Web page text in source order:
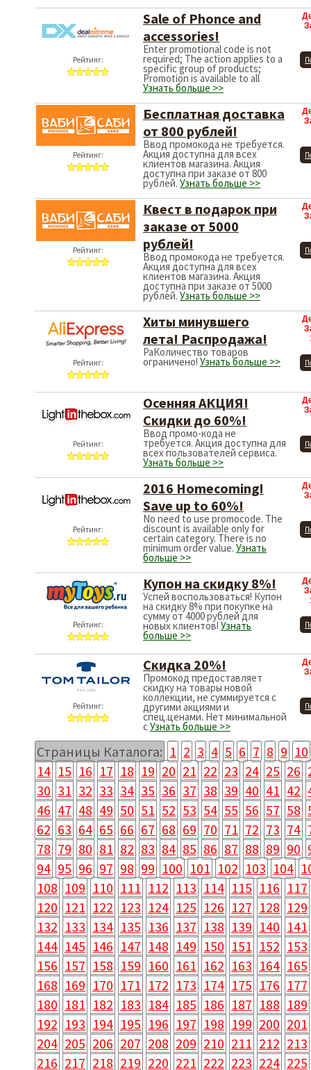
Рейтинг:
Sale of Phonce and
accessories!
Enter promotional code is not
required; The action applies to a
specific group of products;
Promotion is available to all
Узнать больше >>
Рейтинг:
Бесплатная доставка
от 800 рублей!
Ввод промокода не требуется.
Акция доступна для всех
клиентов магазина. Акция
доступна при заказе от 800
рублей. Узнать больше >>
Рейтинг:
Квест в подарок при
заказе от 5000
рублей!
Ввод промокода не требуется.
Акция доступна для всех
клиентов магазина. Акция
доступна при заказе от 5000
рублей. Узнать больше >>
Рейтинг:
Хиты минувшего
лета! Распродажа!
РаКоличество товаров
ограничено! Узнать больше >>
Рейтинг:
Осенняя АКЦИЯ!
Скидки до 60%!
Ввод промо-кода не
требуется. Акция доступна для
всех пользователей сервиса.
Узнать больше >>
Рейтинг:
2016 Homecoming!
Save up to 60%!
No need to use promocode. The
discount is available only for
certain category. There is no
minimum order value. Узнать
больше >>
Рейтинг:
Купон на скидку 8%!
Успей воспользоваться! Купон
на скидку 8% при покупке на
сумму от 4000 рублей для
новых клиентов! Узнать
больше >>
Рейтинг:
Скидка 20%!
Промокод предоставляет
скидку на товары новой
коллекции, не суммируется с
другими акциями и
спец.ценами. Нет минимальной
сУзнать больше >>
Страницы Каталога: 1 2 3 4 5 6 7 8 9 10
14 15 16 17 18 19 20 21 22 23 24 25 26
30 31 32 33 34 35 36 37 38 39 40 41 42
46 47 48 49 50 51 52 53 54 55 56 57 58
62 63 64 65 66 67 68 69 70 71 72 73 74
78 79 80 81 82 83 84 85 86 87 88 89 90
94 95 96 97 98 99 100 101 102 103 104
108 109 110 111 112 113 114 115 116 117
120 121 122 123 124 125 126 127 128 129
132 133 134 135 136 137 138 139 140 141
144 145 146 147 148 149 150 151 152 153
156 157 158 159 160 161 162 163 164 165
168 169 170 171 172 173 174 175 176 177
180 181 182 183 184 185 186 187 188 189
192 193 194 195 196 197 198 199 200 201
204 205 206 207 208 209 210 211 212 213
216 217 218 219 220 221 222 223 224 225